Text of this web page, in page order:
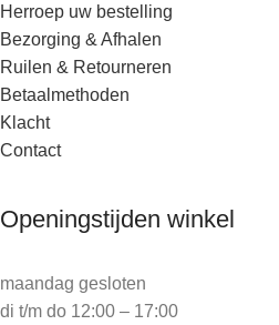
Herroep uw bestelling
Bezorging & Afhalen
Ruilen & Retourneren
Betaalmethoden
Klacht
Contact
Openingstijden winkel
maandag gesloten
di t/m do 12:00 – 17:00